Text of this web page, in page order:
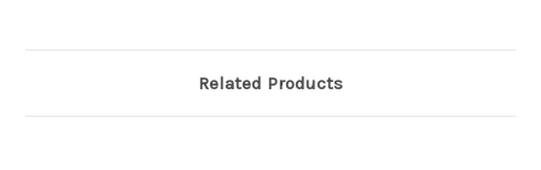
Related Products